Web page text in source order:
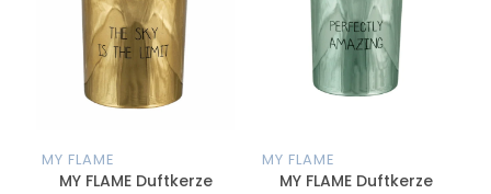
MY FLAME
MY FLAME Duftkerze
MY FLAME
MY FLAME Duftkerze